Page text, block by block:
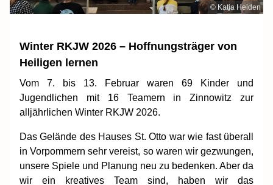
© Katja Heiden
Winter RKJW 2026 – Hoffnungsträger von
Heiligen lernen
Vom 7. bis 13. Februar waren 69 Kinder und
Jugendlichen mit 16 Teamern in Zinnowitz zur
alljährlichen Winter RKJW 2026.
Das Gelände des Hauses St. Otto war wie fast überall
in Vorpommern sehr vereist, so waren wir gezwungen,
unsere Spiele und Planung neu zu bedenken. Aber da
wir ein kreatives Team sind, haben wir das